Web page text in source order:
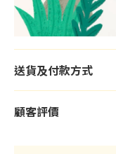
送貨及付款方式
顧客評價